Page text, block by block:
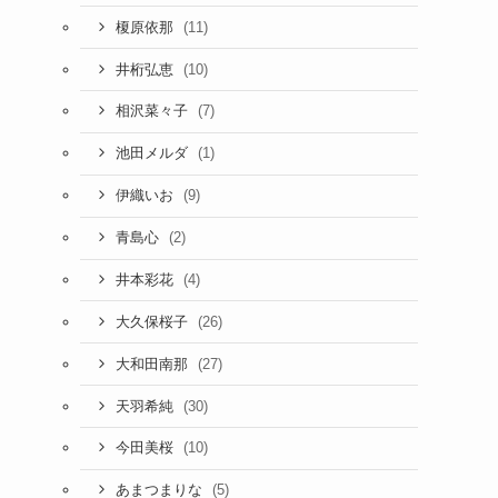
榎原依那 (11)
井桁弘恵 (10)
相沢菜々子 (7)
池田メルダ (1)
伊織いお (9)
青島心 (2)
井本彩花 (4)
大久保桜子 (26)
大和田南那 (27)
天羽希純 (30)
今田美桜 (10)
あまつまりな (5)